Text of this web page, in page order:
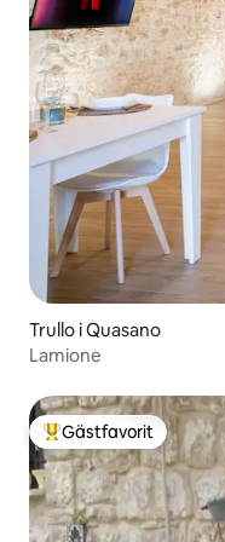
Trullo i Quasano
Lamione
Populär gästfavorit
Gästfavorit